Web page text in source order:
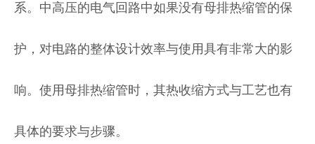
系。中高压的电气回路中如果没有母排热缩管的保
护，对电路的整体设计效率与使用具有非常大的影
响。使用母排热缩管时，其热收缩方式与工艺也有
具体的要求与步骤。